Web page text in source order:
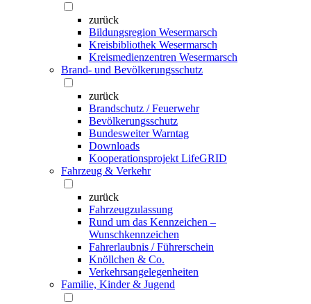
zurück
Bildungsregion Wesermarsch
Kreisbibliothek Wesermarsch
Kreismedienzentren Wesermarsch
Brand- und Bevölkerungsschutz
zurück
Brandschutz / Feuerwehr
Bevölkerungsschutz
Bundesweiter Warntag
Downloads
Kooperationsprojekt LifeGRID
Fahrzeug & Verkehr
zurück
Fahrzeugzulassung
Rund um das Kennzeichen –
Wunschkennzeichen
Fahrerlaubnis / Führerschein
Knöllchen & Co.
Verkehrsangelegenheiten
Familie, Kinder & Jugend